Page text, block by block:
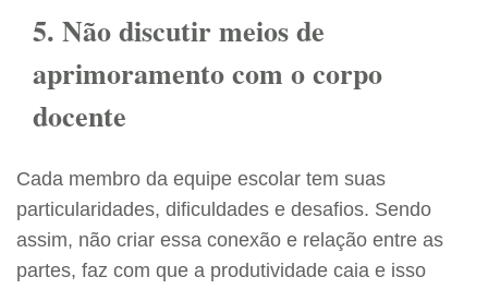
5. Não discutir meios de
aprimoramento com o corpo
docente
Cada membro da equipe escolar tem suas
particularidades, dificuldades e desafios. Sendo
assim, não criar essa conexão e relação entre as
partes, faz com que a produtividade caia e isso